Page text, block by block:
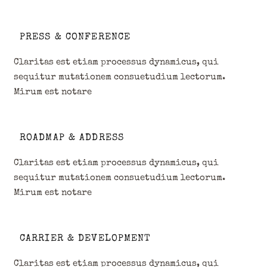
PRESS & CONFERENCE
Claritas est etiam processus dynamicus, qui
sequitur mutationem consuetudium lectorum.
Mirum est notare
ROADMAP & ADDRESS
Claritas est etiam processus dynamicus, qui
sequitur mutationem consuetudium lectorum.
Mirum est notare
CARRIER & DEVELOPMENT
Claritas est etiam processus dynamicus, qui